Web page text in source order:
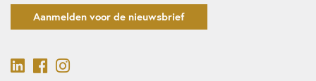
Aanmelden voor de nieuwsbrief